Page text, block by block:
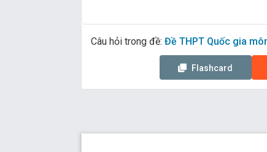
Câu hỏi trong đề: Đề THPT Quốc gia
Flashcard